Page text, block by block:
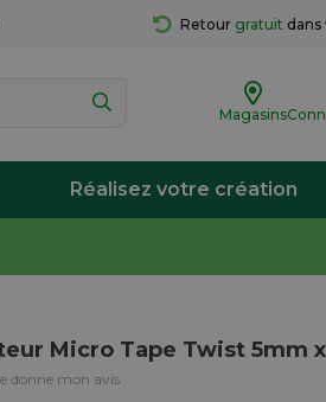
Retour gratuit
Magasins
Réalisez votre création
Micro Tape Twist 5mm
donne mon avis